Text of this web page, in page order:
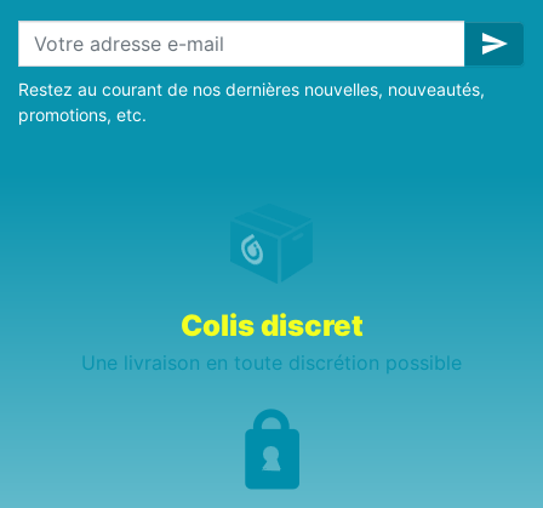
send
Restez au courant de nos dernières nouvelles, nouveautés,
promotions, etc.
Colis discret
Une livraison en toute discrétion possible